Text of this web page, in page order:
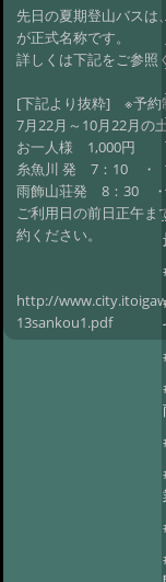
先日の夏期登山バスは
が正式名称です。
詳しくは下記をご参照
[下記より抜粋] ※予約
7月22月～10月22月の
お一人様 1,000円
糸魚川 発 7：10 ・
雨飾山荘発 8：30
ご利用日の前日正午ま
約ください。
http://
13sankou1.pdf